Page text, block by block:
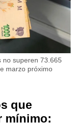
no superen 73.665
marzo próximo
que
mínimo: